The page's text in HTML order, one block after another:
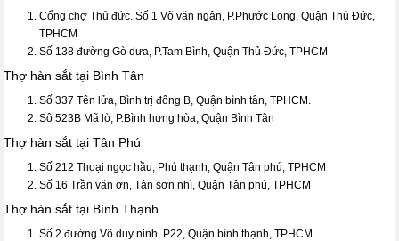
Cổng chợ Thủ đức. Số 1 Võ văn ngân, P.Phước Long, Quận Thủ Đức,
TPHCM
Số 138 đường Gò dưa, P.Tam Bình, Quận Thủ Đức, TPHCM
Thợ hàn sắt tại Bình Tân
Số 337 Tên lửa, Bình trị đông B, Quận bình tân, TPHCM.
Sô 523B Mã lò, P.Bình hưng hòa, Quận Bình Tân
Thợ hàn sắt tại Tân Phú
Số 212 Thoại ngọc hầu, Phú thạnh, Quận Tân phú, TPHCM
Số 16 Trần văn ơn, Tân sơn nhì, Quận Tân phú, TPHCM
Thợ hàn sắt tại Bình Thạnh
Số 2 đường Võ duy ninh, P22, Quận bình thạnh, TPHCM